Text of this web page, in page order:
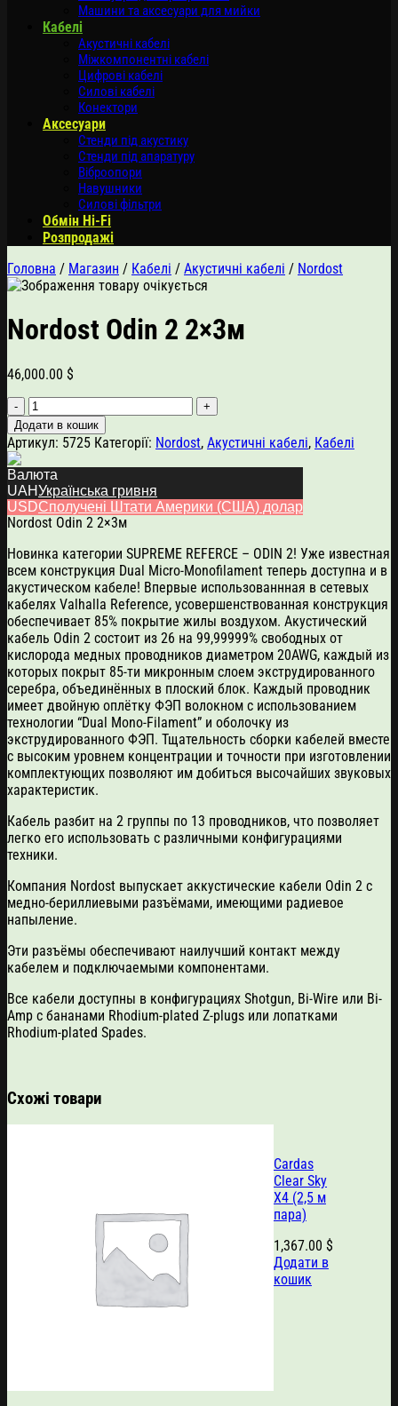
Машини та аксесуари для мийки
Кабелі
Акустичні кабелі
Міжкомпонентні кабелі
Цифрові кабелі
Силові кабелі
Конектори
Аксесуари
Стенди під акустику
Стенди під апаратуру
Віброопори
Навушники
Силові фільтри
Обмін Hi-Fi
Розпродажі
Головна / Магазин / Кабелі / Акустичні кабелі / Nordost
Nordost Odin 2 2×3м
46,000.00 $
Nordost
Odin
2
2x3м
кількість
Додати в кошик
Артикул: 5725 Категорії: Nordost, Акустичні кабелі, Кабелі
Опис
Nordost Odin 2 2×3м
Новинка категории SUPREME REFERCE – ODIN 2! Уже известная
всем конструкция Dual Micro-Monofilament теперь доступна и в
акустическом кабеле! Впервые использованнная в сетевых
кабелях Valhalla Reference, усовершенствованная конструкция
обеспечивает 85% покрытие жилы воздухом. Акустический
кабель Odin 2 состоит из 26 на 99,99999% свободных от
кислорода медных проводников диаметром 20AWG, каждый из
которых покрыт 85-ти микронным слоем экструдированного
серебра, объединённых в плоский блок. Каждый проводник
имеет двойную оплётку ФЭП волокном с использованием
технологии “Dual Mono-Filament” и оболочку из
экструдированного ФЭП. Тщательность сборки кабелей вместе
с высоким уровнем концентрации и точности при изготовлении
комплектующих позволяют им добиться высочайших звуковых
характеристик.
Кабель разбит на 2 группы по 13 проводников, что позволяет
легко его использовать с различными конфигурациями
техники.
Компания Nordost выпускает аккустические кабели Odin 2 с
медно-бериллиевыми разъёмами, имеющими радиевое
напыление.
Эти разъёмы обеспечивают наилучший контакт между
кабелем и подключаемыми компонентами.
Все кабели доступны в конфигурациях Shotgun, Bi-Wire или Bi-
Amp с бананами Rhodium-plated Z-plugs или лопатками
Rhodium-plated Spades.
Схожі товари
Cardas
Clear Sky
X4 (2,5 м
пара)
1,367.00 $
Додати в
кошик
Валюта
UAHУкраїнська гривня
USDСполучені Штати Америки (США) долар